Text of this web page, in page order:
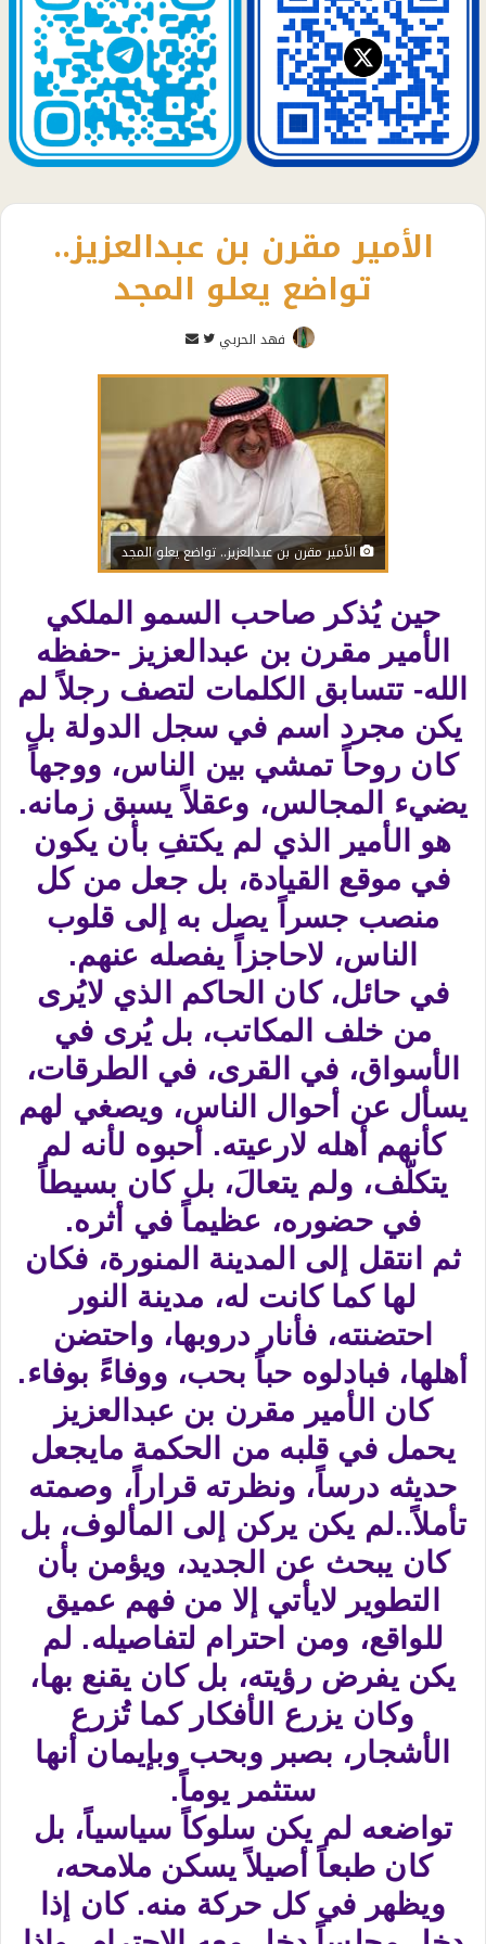
الأمير مقرن بن عبدالعزيز..
تواضع يعلو المجد
فهد الحربي
تابعأرسل
الأمير مقرن بن عبدالعزيز.. تواضع يعلو المجد
حين يُذكر صاحب السمو الملكي
الأمير مقرن بن عبدالعزيز -حفظه
الله- تتسابق الكلمات لتصف رجلاً لم
يكن مجرد اسم في سجل الدولة بل
كان روحاً تمشي بين الناس، ووجهاً
يضيء المجالس، وعقلاً يسبق زمانه.​
هو الأمير الذي لم يكتفِ بأن يكون
في موقع القيادة، بل جعل من كل
منصب جسراً يصل به إلى قلوب
الناس، لاحاجزاً يفصله عنهم.​
في حائل، كان الحاكم الذي لايُرى
من خلف المكاتب، بل يُرى في
الأسواق، في القرى، في الطرقات،
يسأل عن أحوال الناس، ويصغي لهم
كأنهم أهله لارعيته. أحبوه لأنه لم
يتكلّف، ولم يتعالَ، بل كان بسيطاً
في حضوره، عظيماً في أثره.​
ثم انتقل إلى المدينة المنورة، فكان
لها كما كانت له، مدينة النور
احتضنته، فأنار دروبها، واحتضن
أهلها، فبادلوه حباً بحب، ووفاءً بوفاء.​
كان الأمير مقرن بن عبدالعزيز
يحمل في قلبه من الحكمة مايجعل
حديثه درساً، ونظرته قراراً، وصمته
تأملاً..لم يكن يركن إلى المألوف، بل
كان يبحث عن الجديد، ويؤمن بأن
التطوير لايأتي إلا من فهم عميق
للواقع، ومن احترام لتفاصيله. لم
يكن يفرض رؤيته، بل كان يقنع بها،
وكان يزرع الأفكار كما تُزرع
الأشجار، بصبر وبحب وبإيمان أنها
ستثمر يوماً.​
تواضعه لم يكن سلوكاً سياسياً، بل
كان طبعاً أصيلاً يسكن ملامحه،
ويظهر في كل حركة منه. كان إذا